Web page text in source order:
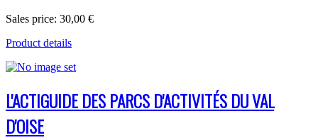
Sales price: 30,00 €
Product details
L'ACTIGUIDE DES PARCS D'ACTIVITÉS DU VAL
D'OISE